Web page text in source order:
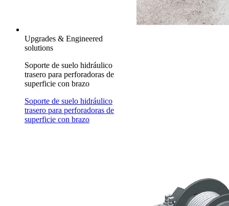
Upgrades & Engineered
solutions
Soporte de suelo hidráulico
trasero para perforadoras de
superficie con brazo
Soporte de suelo hidráulico
trasero para perforadoras de
superficie con brazo